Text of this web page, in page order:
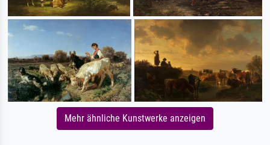
Mehr ähnliche Kunstwerke anzeigen